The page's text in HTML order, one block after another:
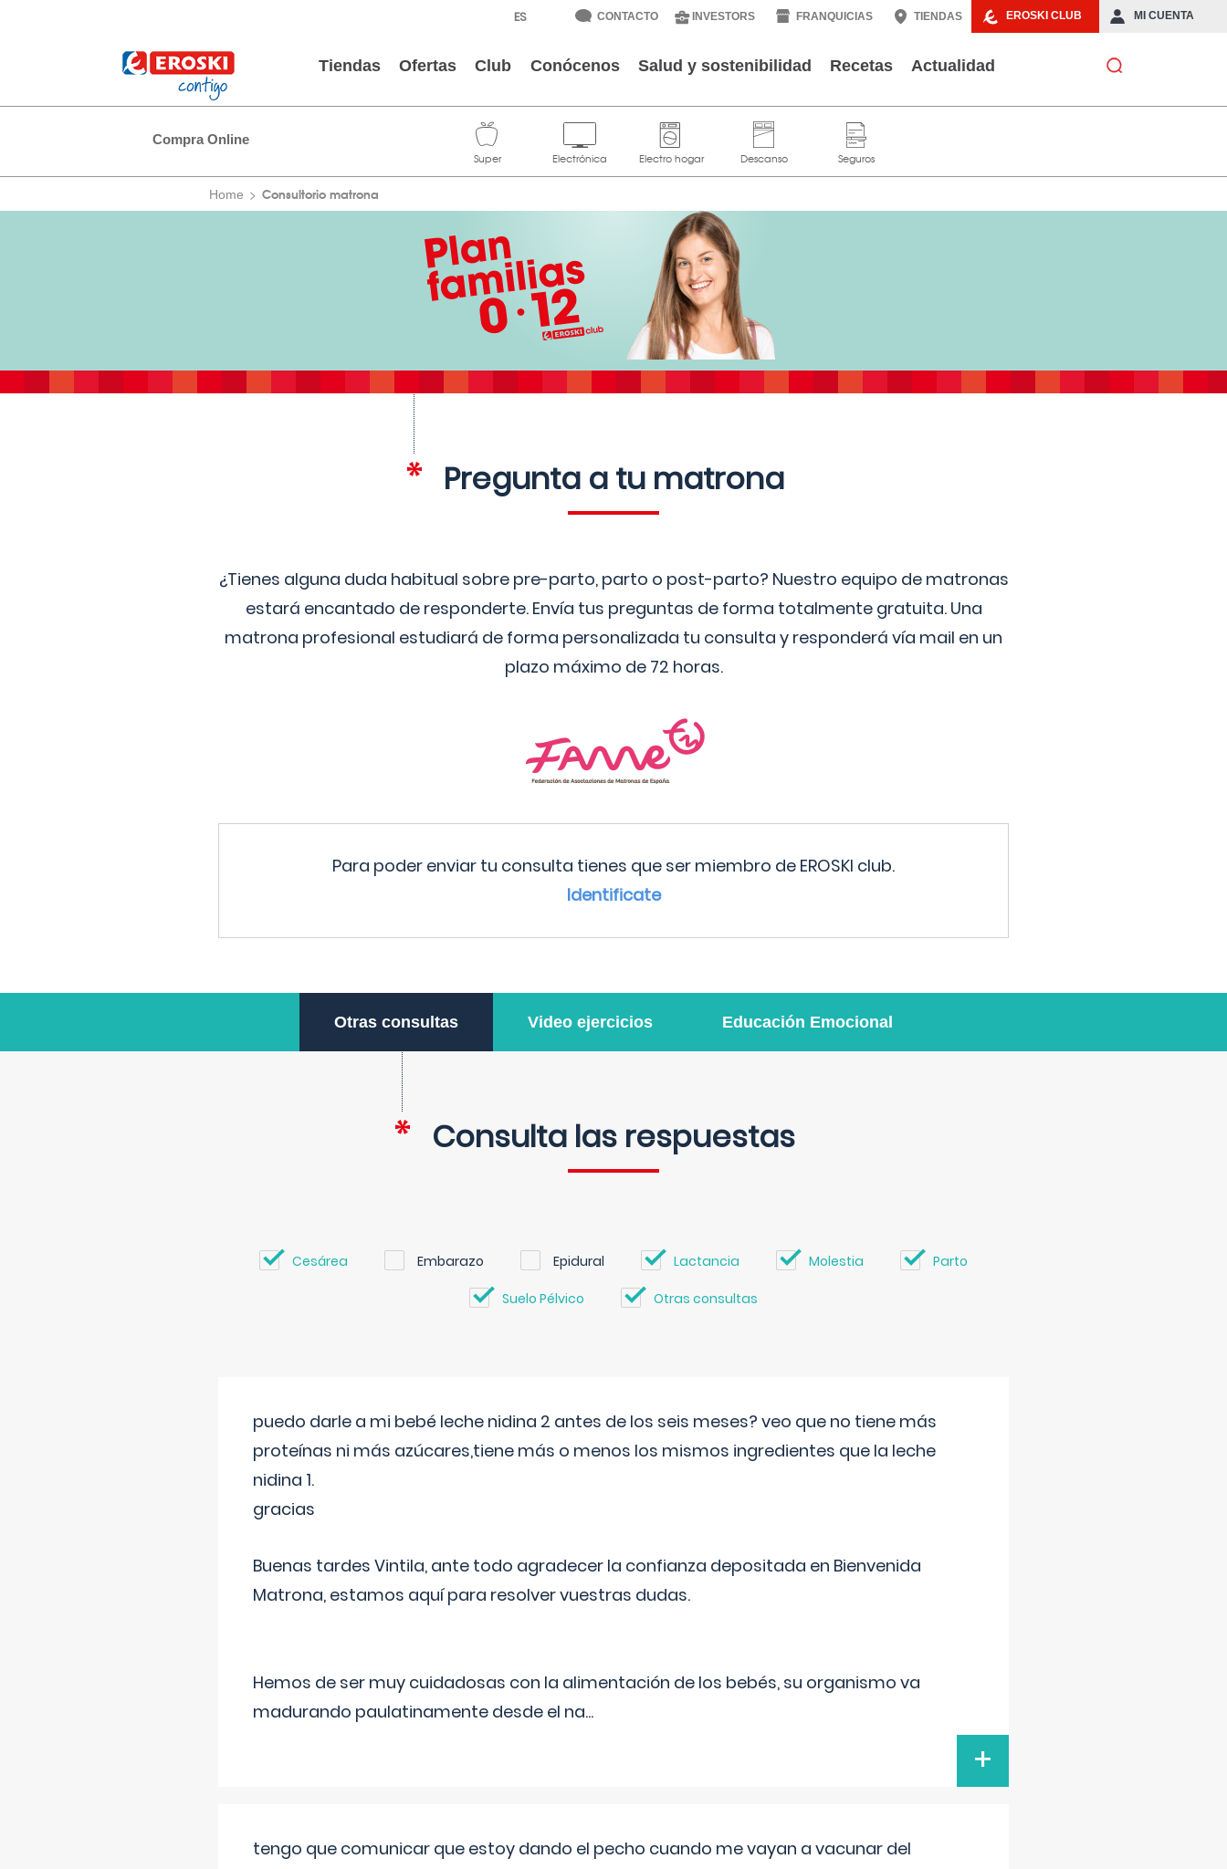
EROSKI CLUB MI CUENTA
CONTACTO INVESTORS FRANQUICIAS TIENDAS
Tiendas Ofertas Club Conócenos Salud y sostenibilidad Recetas Actualidad
Compra Online
Home Consultorio matrona
Pregunta a tu matrona
¿Tienes alguna duda habitual sobre pre-parto, parto o post-parto? Nuestro equipo de matronas
estará encantado de responderte. Envía tus preguntas de forma totalmente gratuita. Una
matrona profesional estudiará de forma personalizada tu consulta y responderá vía mail en un
plazo máximo de 72 horas.
Para poder enviar tu consulta tienes que ser miembro de EROSKI club.
Identificate
Otras consultas Video ejercicios Educación Emocional
Consulta las respuestas
Cesárea Embarazo Epidural Lactancia Molestia Parto
Suelo Pélvico Otras consultas
puedo darle a mi bebé leche nidina 2 antes de los seis meses? veo que no tiene más
proteínas ni más azúcares,tiene más o menos los mismos ingredientes que la leche
nidina 1.
gracias
Buenas tardes Vintila, ante todo agradecer la confianza depositada en Bienvenida
Matrona, estamos aquí para resolver vuestras dudas.
Hemos de ser muy cuidadosas con la alimentación de los bebés, su organismo va
madurando paulatinamente desde el na...
+
tengo que comunicar que estoy dando el pecho cuando me vayan a vacunar del